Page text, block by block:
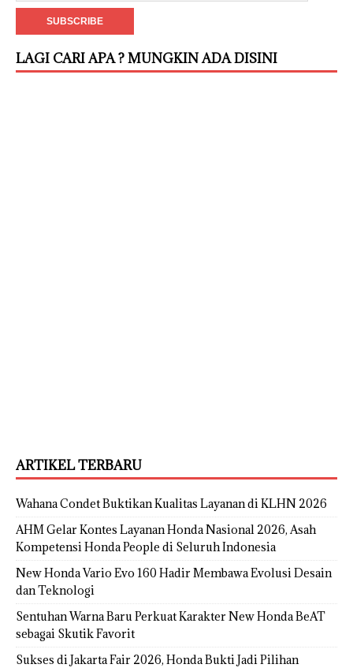
LAGI CARI APA ? MUNGKIN ADA DISINI
ARTIKEL TERBARU
Wahana Condet Buktikan Kualitas Layanan di KLHN 2026
AHM Gelar Kontes Layanan Honda Nasional 2026, Asah
Kompetensi Honda People di Seluruh Indonesia
New Honda Vario Evo 160 Hadir Membawa Evolusi Desain
dan Teknologi
Sentuhan Warna Baru Perkuat Karakter New Honda BeAT
sebagai Skutik Favorit
Sukses di Jakarta Fair 2026, Honda Bukti Jadi Pilihan